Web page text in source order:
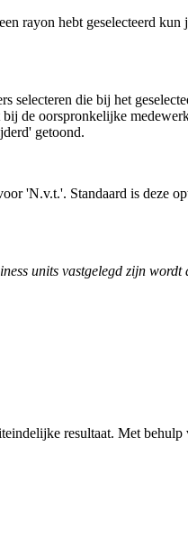
rayon hebt geselecteerd kun
selecteren die bij het
de oorspronkelijke
getoond.
'N.v.t.'. Standaard is deze
units vastgelegd zijn wordt
resultaat. Met behulp